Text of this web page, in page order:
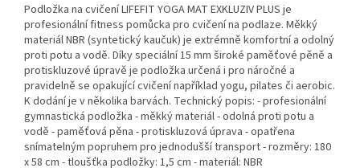
Podložka na cvičení LIFEFIT YOGA MAT EXKLUZIV PLUS je
profesionální fitness pomůcka pro cvičení na podlaze. Měkký
materiál NBR (syntetický kaučuk) je extrémně komfortní a odolný
proti potu a vodě. Díky speciální 15 mm široké paměťové pěně a
protiskluzové úpravě je podložka určená i pro náročné a
pravidelně se opakující cvičení například yogu, pilates či aerobic.
K dodání je v několika barvách. Technický popis: - profesionální
gymnastická podložka - měkký materiál - odolná proti potu a
vodě - paměťová pěna - protiskluzová úprava - opatřena
snímatelným popruhem pro jednodušší transport - rozměry: 180
x 58 cm - tloušťka podložky: 1,5 cm - materiál: NBR